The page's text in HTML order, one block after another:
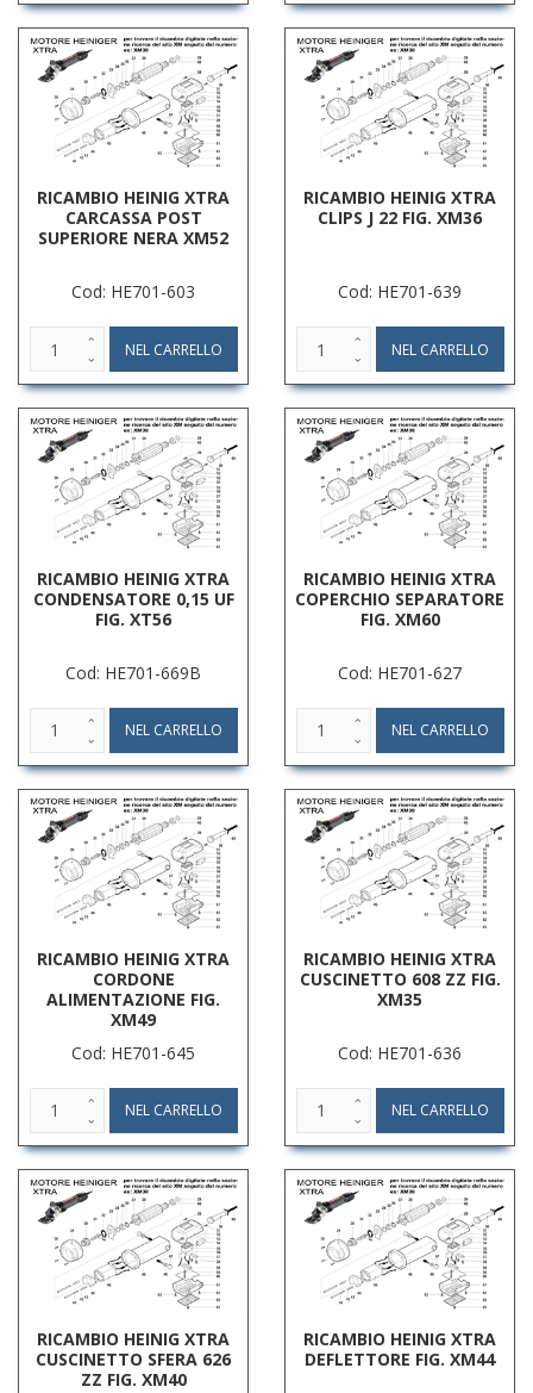
RICAMBIO HEINIG XTRA
CARCASSA POST
SUPERIORE NERA XM52
Cod: HE701-603
RICAMBIO HEINIG XTRA
CLIPS J 22 FIG. XM36
Cod: HE701-639
RICAMBIO HEINIG XTRA
CONDENSATORE 0,15 UF
FIG. XT56
Cod: HE701-669B
RICAMBIO HEINIG XTRA
COPERCHIO SEPARATORE
FIG. XM60
Cod: HE701-627
RICAMBIO HEINIG XTRA
CORDONE
ALIMENTAZIONE FIG.
XM49
Cod: HE701-645
RICAMBIO HEINIG XTRA
CUSCINETTO 608 ZZ FIG.
XM35
Cod: HE701-636
RICAMBIO HEINIG XTRA
CUSCINETTO SFERA 626
ZZ FIG. XM40
RICAMBIO HEINIG XTRA
DEFLETTORE FIG. XM44